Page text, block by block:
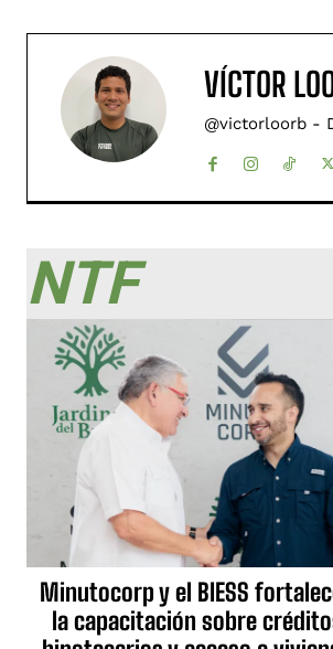
VÍCTOR
@victorloorb -
NTF
Minutocorp y el BIESS
la capacitación sobre